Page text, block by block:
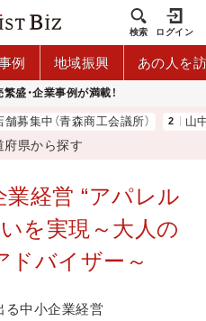
検索 ログイン
例 地域振興 あの人を
盛・企業事例が満載！
中（青森商工会議所） 山中伸
府県から探す
経営 “アパレル
を実現～大人の
ドバイザー～
る中小企業経営